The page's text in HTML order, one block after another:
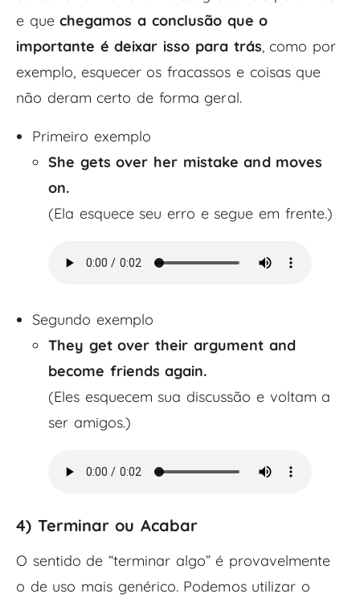
e quechegamos a conclusão que o
importante é deixar isso para trás, como por
exemplo, esquecer os fracassos e coisas que
não deram certo de forma geral.
Primeiro exemplo
She gets over her mistake and moves
on.
(Ela esquece seu erro e segue em frente.)
Segundo exemplo
They get over their argument and
become friends again.
(Eles esquecem sua discussão e voltam a
ser amigos.)
4) Terminar ou Acabar
O sentido de “terminar algo” é provavelmente
o de uso mais genérico. Podemos utilizar o